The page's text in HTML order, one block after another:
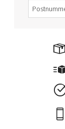
Torget 1,
Åpent i